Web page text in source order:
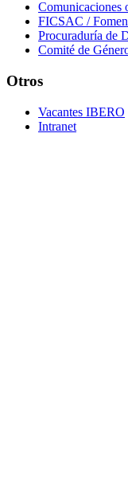
Comunicaciones
FICSAC /
Procuraduría de
Comité de
Otros
Vacantes IBERO
Intranet